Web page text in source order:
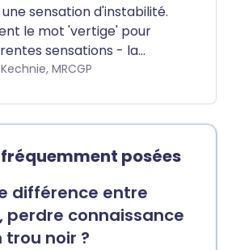
soulager les
associés. Ces
sont pas nécessaires
de vertige et sont
donnés pour une courte
votre médecin identifiera
un
pour cette
sensation d'instabilité.
le mot 'vertige' pour
sensations - la
importante est entre la
est médicalement connue
vertige. Ce dépliant
des causes des
des dépliants séparés
pour certaines des
MRCGP
posées
différence entre
perdre connaissance
noir ?